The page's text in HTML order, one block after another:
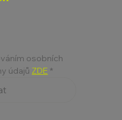
osobních
údajů ZDE *